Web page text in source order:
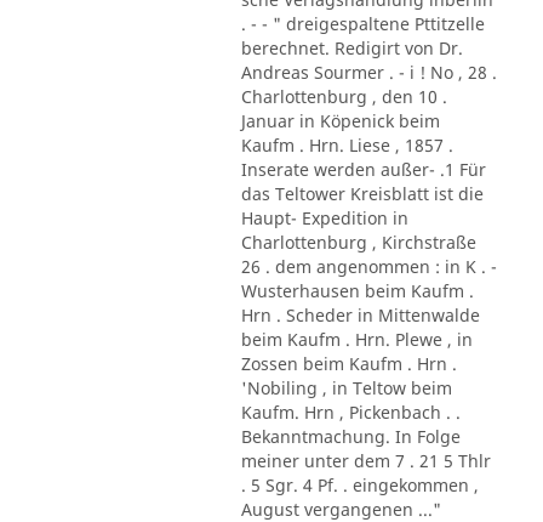
. - - " dreigespaltene Pttitzelle
berechnet. Redigirt von Dr.
Andreas Sourmer . - i ! No , 28 .
Charlottenburg , den 10 .
Januar in Köpenick beim
Kaufm . Hrn. Liese , 1857 .
Inserate werden außer- .1 Für
das Teltower Kreisblatt ist die
Haupt- Expedition in
Charlottenburg , Kirchstraße
26 . dem angenommen : in K . -
Wusterhausen beim Kaufm .
Hrn . Scheder in Mittenwalde
beim Kaufm . Hrn. Plewe , in
Zossen beim Kaufm . Hrn .
'Nobiling , in Teltow beim
Kaufm. Hrn , Pickenbach . .
Bekanntmachung. In Folge
meiner unter dem 7 . 21 5 Thlr
. 5 Sgr. 4 Pf. . eingekommen ,
August vergangenen ..."